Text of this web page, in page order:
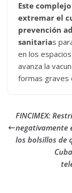
Este
extremar el
prevención
sanitarias
en los
avanza la
formas graves
FINCIMEX:
negativamente
los bolsillos de